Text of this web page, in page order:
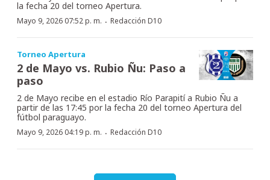
la fecha 20 del torneo Apertura.
Mayo 9, 2026 07:52 p. m. · Redacción D10
Torneo Apertura
2 de Mayo vs. Rubio Ñu: Paso a
paso
2 de Mayo recibe en el estadio Río Parapití a Rubio Ñu a
partir de las 17:45 por la fecha 20 del torneo Apertura del
fútbol paraguayo.
Mayo 9, 2026 04:19 p. m. · Redacción D10